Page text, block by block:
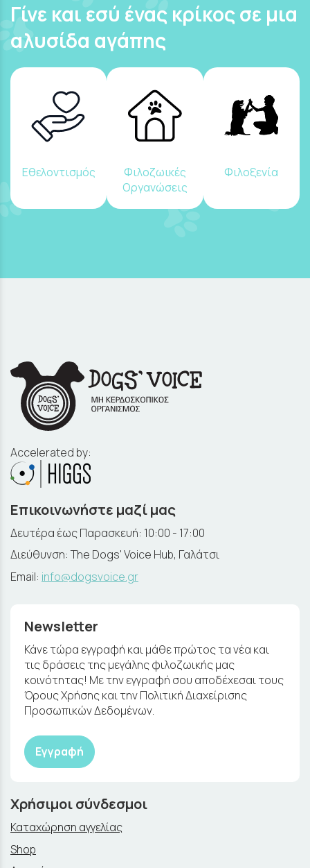
Γίνε και εσύ ένας κρίκος σε μια
αλυσίδα αγάπης
Εθελοντισμός
Φιλοζωικές
Οργανώσεις
Φιλοξενία
Accelerated by:
Επικοινωνήστε μαζί μας
Δευτέρα έως Παρασκευή: 10:00 - 17:00
Διεύθυνση: The Dogs' Voice Hub, Γαλάτσι
Email: info@dogsvoice.gr
Newsletter
Κάνε τώρα εγγραφή και μάθε πρώτος τα νέα και
τις δράσεις της μεγάλης φιλοζωικής μας
κοινότητας! Με την εγγραφή σου αποδέχεσαι τους
Όρους Χρήσης και την Πολιτική Διαχείρισης
Προσωπικών Δεδομένων.
Εγγραφή
Χρήσιμοι σύνδεσμοι
Καταχώρηση αγγελίας
Shop